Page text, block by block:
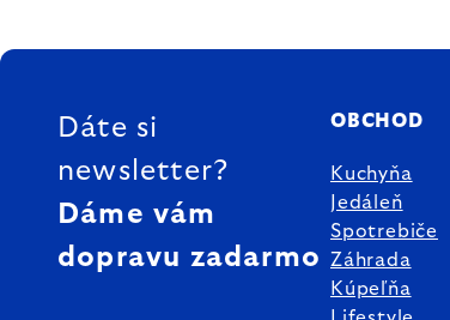
ZÁPÄTIE
Dáte si
newsletter?
Dáme vám
dopravu zadarmo
OBCHOD
Kuchyňa
Jedáleň
Spotrebiče
Záhrada
Kúpeľňa